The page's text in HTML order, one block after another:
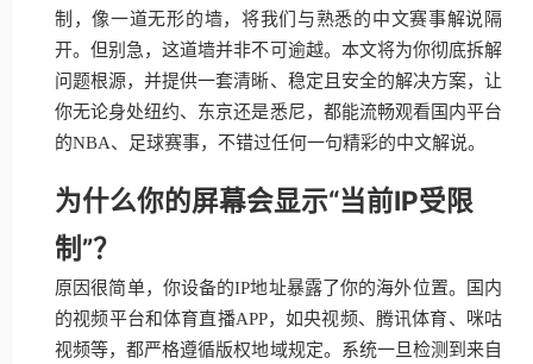
制，像一道无形的墙，将我们与熟悉的中文赛事解说隔
开。但别急，这道墙并非不可逾越。本文将为你彻底拆解
问题根源，并提供一套清晰、稳定且安全的解决方案，让
你无论身处纽约、东京还是悉尼，都能流畅观看国内平台
的NBA、足球赛事，不错过任何一句精彩的中文解说。
为什么你的屏幕会显示“当前IP受限
制”？
原因很简单，你设备的IP地址暴露了你的海外位置。国内
的视频平台和体育直播APP，如央视频、腾讯体育、咪咕
视频等，都严格遵循版权地域规定。系统一旦检测到来自